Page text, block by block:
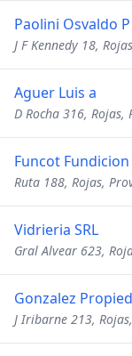
Paolini Osvaldo
J F Kennedy 18,
Aguer Luis a
D Rocha 316, Rojas,
Funcot
Ruta 188, Rojas,
Vidrieria SRL
Gral Alvear 623,
Gonzalez
J Iribarne 213,